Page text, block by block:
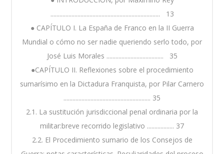
......................................................................... 13
● CAPÍTULO I. La España de Franco en la II Guerra
Mundial o cómo no ser nadie queriendo serlo todo, por
José Luis Morales ...................................... 35
●CAPÍTULO II. Reflexiones sobre el procedimiento
sumarísimo en la Dictadura Franquista, por Pilar Carnero
.......................................................... 35
2.1. La sustitución jurisdiccional penal ordinaria por la
militar:breve recorrido legislativo .................. 37
2.2. El Procedimiento sumario de los Consejos de